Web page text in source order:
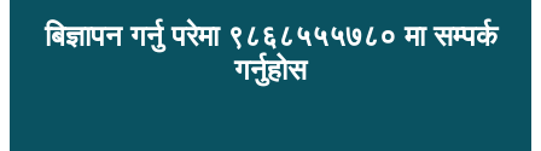
बिज्ञापन गर्नु परेमा ९८६८५५५७८० मा सम्पर्क
गर्नुहोस